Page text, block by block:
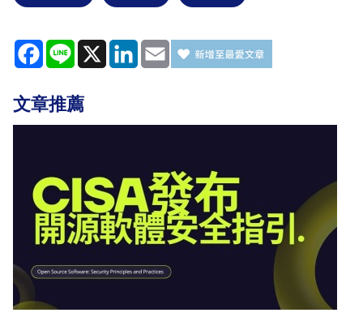
Facebook
Line X LinkedIn
Email
文章推薦